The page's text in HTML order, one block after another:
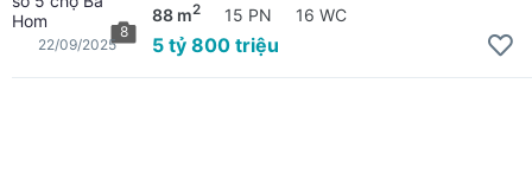
8
88 m2 15 PN 16 WC
5 tỷ 800 triệu
22/09/2025